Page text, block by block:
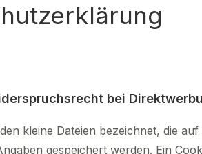
bei
kleine Dateien bezeichnet, die
gespeichert werden. Ein